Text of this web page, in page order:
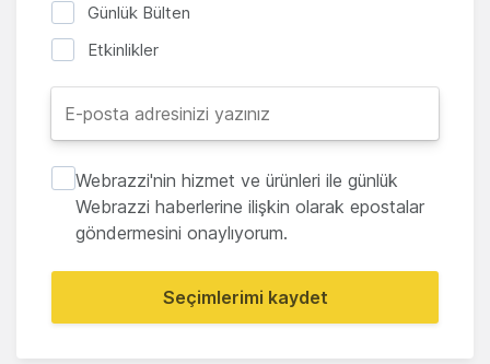
Günlük Bülten
Etkinlikler
Webrazzi'nin hizmet ve ürünleri ile günlük
Webrazzi haberlerine ilişkin olarak epostalar
göndermesini onaylıyorum.
Seçimlerimi kaydet